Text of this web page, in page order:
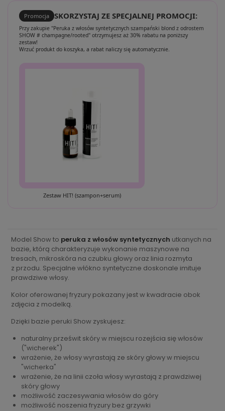
Promocja SKORZYSTAJ ZE SPECJALNEJ PROMOCJI:
Przy zakupie "Peruka z włosów syntetycznych szampański blond z odrostem
SHOW # champagne/rooted" otrzymujesz aż 30% rabatu na poniższy
zestaw!
Wrzuć produkt do koszyka, a rabat naliczy się automatycznie.
Zestaw HIT! (szampon+serum)
Model Show to peruka z włosów syntetycznych utkanych na
bazie, którą charakteryzuje wykonanie maszynowe na
tresach, mikroskóra na czubku głowy oraz linia rozmyta
z przodu. Specjalne włókno syntetyczne doskonale imituje
prawdziwe włosy.
Kolor oferowanej fryzury pokazany jest w kwadracie obok
zdjęcia z modelką.
Dzięki bazie peruki Show zyskujesz:
naturalny prześwit skóry w miejscu rozejścia się włosów
("wicherek")
wrażenie, że włosy wyrastają ze skóry głowy w miejscu
"wicherka"
wrażenie, że na linii czoła włosy wyrastają z prawdziwej
skóry głowy
możliwość zaczesywania włosów do góry
możliwość noszenia fryzury bez grzywki